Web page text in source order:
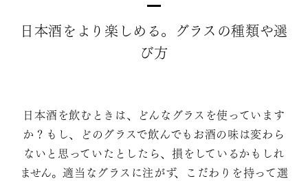
日本酒をより楽しめる。グラスの種類や選
び方
日本酒を飲むときは、どんなグラスを使っています
か？もし、どのグラスで飲んでもお酒の味は変わら
ないと思っていたとしたら、損をしているかもしれ
ません。適当なグラスに注がず、こだわりを持って選